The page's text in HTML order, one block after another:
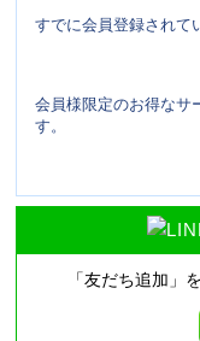
すでに会員登録されて
会員様限定のお得なサ
す。
「友だち追加」